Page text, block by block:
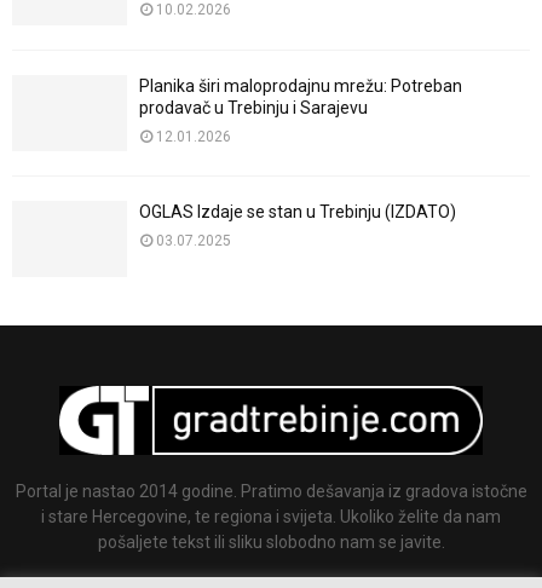
10.02.2026
Planika širi maloprodajnu mrežu: Potreban
prodavač u Trebinju i Sarajevu
12.01.2026
OGLAS Izdaje se stan u Trebinju (IZDATO)
03.07.2025
Portal je nastao 2014 godine. Pratimo dešavanja iz gradova istočne
i stare Hercegovine, te regiona i svijeta. Ukoliko želite da nam
pošaljete tekst ili sliku slobodno nam se javite.